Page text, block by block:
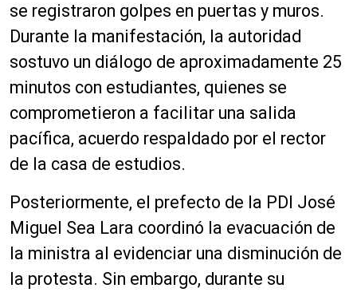
se registraron golpes en puertas y muros.
Durante la manifestación, la autoridad
sostuvo un diálogo de aproximadamente 25
minutos con estudiantes, quienes se
comprometieron a facilitar una salida
pacífica, acuerdo respaldado por el rector
de la casa de estudios.
Posteriormente, el prefecto de la PDI José
Miguel Sea Lara coordinó la evacuación de
la ministra al evidenciar una disminución de
la protesta. Sin embargo, durante su